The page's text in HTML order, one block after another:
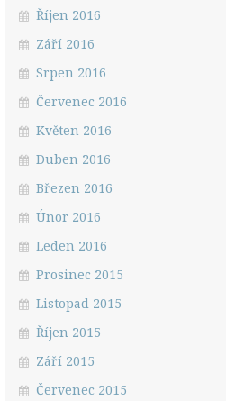
Říjen 2016
Září 2016
Srpen 2016
Červenec 2016
Květen 2016
Duben 2016
Březen 2016
Únor 2016
Leden 2016
Prosinec 2015
Listopad 2015
Říjen 2015
Září 2015
Červenec 2015